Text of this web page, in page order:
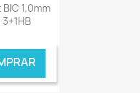
1,0mm